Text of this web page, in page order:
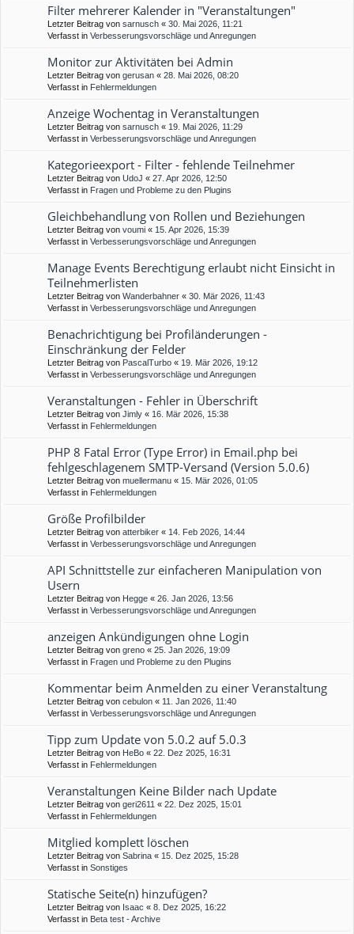
Filter mehrerer Kalender in "Veranstaltungen"
Letzter Beitrag von sarnusch « 30. Mai 2026, 11:21
Verfasst in Verbesserungsvorschläge und Anregungen
Monitor zur Aktivitäten bei Admin
Letzter Beitrag von gerusan « 28. Mai 2026, 08:20
Verfasst in Fehlermeldungen
Anzeige Wochentag in Veranstaltungen
Letzter Beitrag von sarnusch « 19. Mai 2026, 11:29
Verfasst in Verbesserungsvorschläge und Anregungen
Kategorieexport - Filter - fehlende Teilnehmer
Letzter Beitrag von UdoJ « 27. Apr 2026, 12:50
Verfasst in Fragen und Probleme zu den Plugins
Gleichbehandlung von Rollen und Beziehungen
Letzter Beitrag von voumi « 15. Apr 2026, 15:39
Verfasst in Verbesserungsvorschläge und Anregungen
Manage Events Berechtigung erlaubt nicht Einsicht in
Teilnehmerlisten
Letzter Beitrag von Wanderbahner « 30. Mär 2026, 11:43
Verfasst in Verbesserungsvorschläge und Anregungen
Benachrichtigung bei Profiländerungen -
Einschränkung der Felder
Letzter Beitrag von PascalTurbo « 19. Mär 2026, 19:12
Verfasst in Verbesserungsvorschläge und Anregungen
Veranstaltungen - Fehler in Überschrift
Letzter Beitrag von Jimly « 16. Mär 2026, 15:38
Verfasst in Fehlermeldungen
PHP 8 Fatal Error (Type Error) in Email.php bei
fehlgeschlagenem SMTP-Versand (Version 5.0.6)
Letzter Beitrag von muellermanu « 15. Mär 2026, 01:05
Verfasst in Fehlermeldungen
Größe Profilbilder
Letzter Beitrag von atterbiker « 14. Feb 2026, 14:44
Verfasst in Verbesserungsvorschläge und Anregungen
API Schnittstelle zur einfacheren Manipulation von
Usern
Letzter Beitrag von Hegge « 26. Jan 2026, 13:56
Verfasst in Verbesserungsvorschläge und Anregungen
anzeigen Ankündigungen ohne Login
Letzter Beitrag von greno « 25. Jan 2026, 19:09
Verfasst in Fragen und Probleme zu den Plugins
Kommentar beim Anmelden zu einer Veranstaltung
Letzter Beitrag von cebulon « 11. Jan 2026, 11:40
Verfasst in Verbesserungsvorschläge und Anregungen
Tipp zum Update von 5.0.2 auf 5.0.3
Letzter Beitrag von HeBo « 22. Dez 2025, 16:31
Verfasst in Fehlermeldungen
Veranstaltungen Keine Bilder nach Update
Letzter Beitrag von geri2611 « 22. Dez 2025, 15:01
Verfasst in Fehlermeldungen
Mitglied komplett löschen
Letzter Beitrag von Sabrina « 15. Dez 2025, 15:28
Verfasst in Sonstiges
Statische Seite(n) hinzufügen?
Letzter Beitrag von Isaac « 8. Dez 2025, 16:22
Verfasst in Beta test - Archive